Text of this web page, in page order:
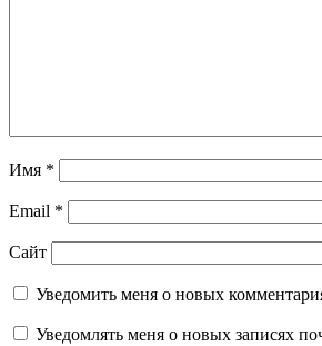
Имя *
Email *
Сайт
Уведомить меня о новых
Уведомлять меня о новых записях